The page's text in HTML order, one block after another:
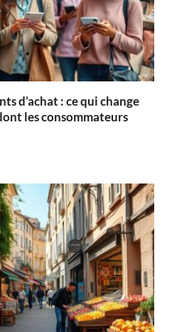
d’achat : ce qui change
les consommateurs